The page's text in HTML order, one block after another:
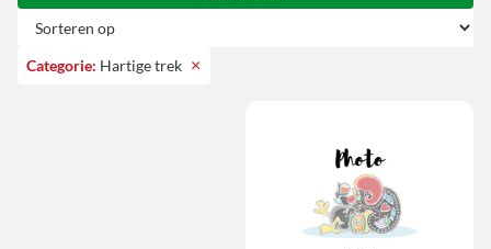
Categorie: Hartige trek ×